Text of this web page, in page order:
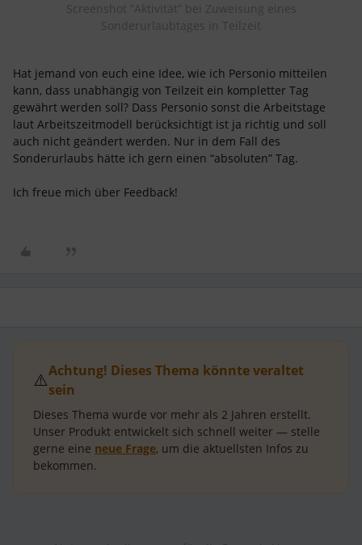
Screenshot “Aktivität” bei Zuweisung eines
Sonderurlaubtages in Teilzeit
Hat jemand von euch eine Idee, wie ich Personio mitteilen
kann, dass unabhängig von Teilzeit ein kompletter Tag
gewährt werden soll? Dass Personio sonst die Arbeitstage
laut Arbeitszeitmodell berücksichtigt ist ja richtig und soll
auch nicht geändert werden. Nur in dem Fall des
Sonderurlaubs hätte ich gern einen “absoluten” Tag.
Ich freue mich über Feedback!
⚠️Achtung! Dieses Thema könnte veraltet
sein
Dieses Thema wurde vor mehr als 2 Jahren erstellt.
Unser Produkt entwickelt sich schnell weiter — stelle
gerne eine neue Frage, um die aktuellsten Infos zu
bekommen.